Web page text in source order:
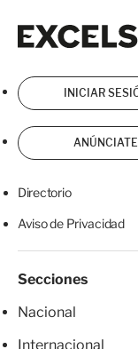
INICIAR
ANÚNCIATE
Directorio
Aviso de Privacidad
Secciones
Nacional
Internacional